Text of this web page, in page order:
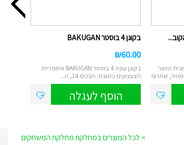
היוצר
שתרצו
בקוגן 4 בוסטר BAKUGAN
60.00
₪
בקוגן עונה 4 בוסטר BAKUGAN אימפריית
הצעצועים כתובת: הבנים 14, ה...
הוסף לעגלה
> לכל המוצרים במחלקת מחלקת המשחקים